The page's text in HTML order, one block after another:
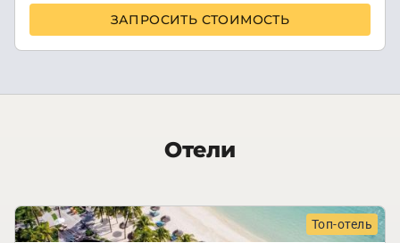
ЗАПРОСИТЬ СТОИМОСТЬ
Отели
Топ-отель